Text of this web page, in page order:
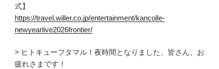
式】
https://travel.willer.co.jp/entertainment/kancolle-
newyearlive2026frontier/
> ヒトキューフタマル！夜時間となりました、皆さん、お
疲れさまです！